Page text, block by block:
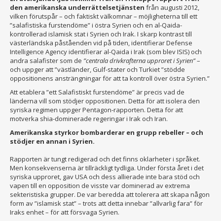
den amerikanska underrättelsetjänsten från augusti 2012,
vilken förutspår – och faktiskt välkomnar – möjligheterna till ett
”salafistiska furstendöme” i östra Syrien och en al-Qaida-
kontrollerad islamisk stat i Syrien och Irak. I skarp kontrast till
västerländska påståenden vid på tiden, identifierar Defense
Intelligence Agency identifierar al-Qaida i Irak (som blev ISIS) och
andra salafister som de ”centrala drivkrafterna upproret i Syrien”–
och uppger att ”västländer, Gulf-stater och Turkiet ”stödde
oppositionens ansträngningar för att ta kontroll över östra Syrien.”
Att etablera ”ett Salafistiskt furstendöme” är precis vad de
länderna vill som stödjer oppositionen. Detta för att isolera den
syriska regimen uppger Pentagon-rapporten. Detta för att
motverka shia-dominerade regeringar i Irak och Iran.
Amerikanska styrkor bombarderar en grupp rebeller – och
stödjer en annan i Syrien.
Rapporten är tungt redigerad och det finns oklarheter i språket.
Men konsekvenserna är tillräckligt tydliga. Under första året i det
syriska upproret, gav USA och dess allierade inte bara stöd och
vapen till en opposition de visste var dominerad av extrema
sekteristiska grupper. De var beredda att tolerera att skapa någon
form av ”islamisk stat” – trots att detta innebar ”allvarlig fara” för
Iraks enhet – för att försvaga Syrien.